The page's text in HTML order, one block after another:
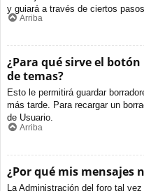
y guiará a través de ciertos
Arriba
¿Para qué sirve el
de temas?
Esto le permitirá guardar
más tarde. Para recargar un
de Usuario.
Arriba
¿Por qué mis mensajes
La Administración del foro tal